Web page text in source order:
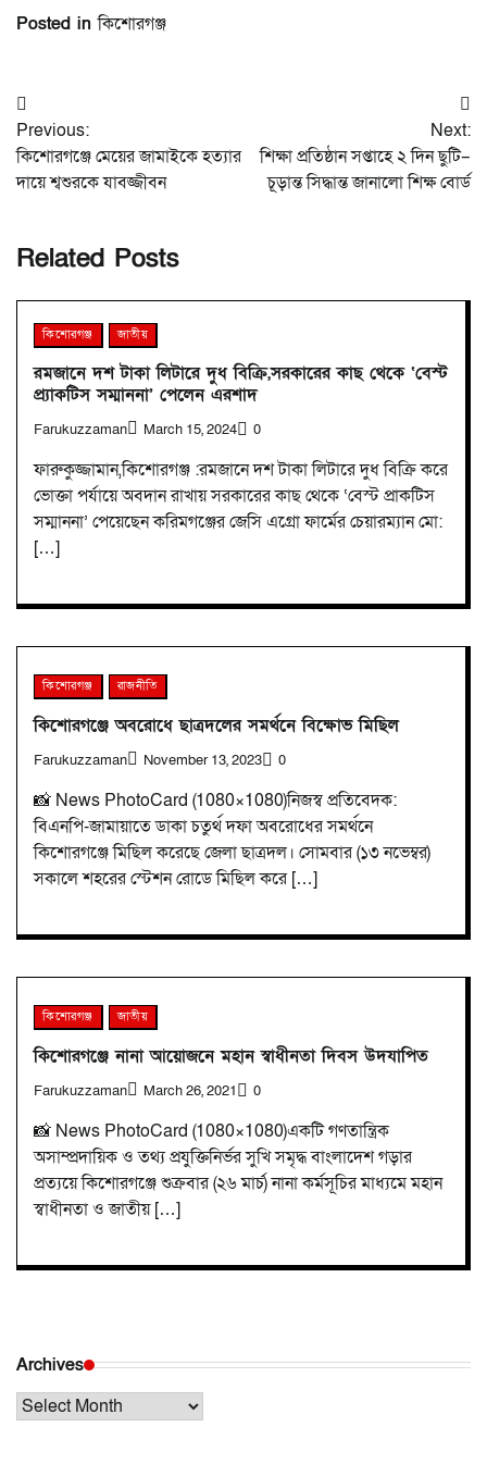
Posted inকিশোরগঞ্জ
Post
navigation
Previous:
কিশোরগঞ্জে মেয়ের জামাইকে হত্যার
দায়ে শ্বশুরকে যাবজ্জীবন
Next:
শিক্ষা প্রতিষ্ঠান সপ্তাহে ২ দিন ছুটি–
চূড়ান্ত সিদ্ধান্ত জানালো শিক্ষ বোর্ড
Related Posts
কিশোরগঞ্জ জাতীয়
রমজানে দশ টাকা লিটারে দুধ বিক্রি,সরকারের কাছ থেকে ‘বেস্ট
প্র্যাকটিস সম্মাননা’ পেলেন এরশাদ
Farukuzzaman March 15, 2024 0
ফারুকুজ্জামান,কিশোরগঞ্জ :রমজানে দশ টাকা লিটারে দুধ বিক্রি করে
ভোক্তা পর্যায়ে অবদান রাখায় সরকারের কাছ থেকে ‘বেস্ট প্রাকটিস
সম্মাননা’ পেয়েছেন করিমগঞ্জের জেসি এগ্রো ফার্মের চেয়ারম্যান মো:
[…]
কিশোরগঞ্জ রাজনীতি
কিশোরগঞ্জে অবরোধে ছাত্রদলের সমর্থনে বিক্ষোভ মিছিল
Farukuzzaman November 13, 2023 0
📸 News PhotoCard (1080×1080)নিজস্ব প্রতিবেদক:
বিএনপি-জামায়াতে ডাকা চতুর্থ দফা অবরোধের সমর্থনে
কিশোরগঞ্জে মিছিল করেছে জেলা ছাত্রদল। সোমবার (১৩ নভেম্বর)
সকালে শহরের স্টেশন রোডে মিছিল করে […]
কিশোরগঞ্জ জাতীয়
কিশোরগঞ্জে নানা আয়োজনে মহান স্বাধীনতা দিবস উদযাপিত
Farukuzzaman March 26, 2021 0
📸 News PhotoCard (1080×1080)একটি গণতান্ত্রিক
অসাম্প্রদায়িক ও তথ্য প্রযুক্তিনির্ভর সুখি সমৃদ্ধ বাংলাদেশ গড়ার
প্রত্যয়ে কিশোরগঞ্জে শুক্রবার (২৬ মার্চ) নানা কর্মসূচির মাধ্যমে মহান
স্বাধীনতা ও জাতীয় […]
Archives
Archives